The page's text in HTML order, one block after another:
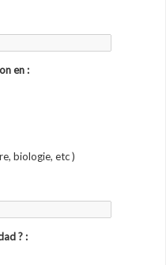
en :
biologie, etc )
? :